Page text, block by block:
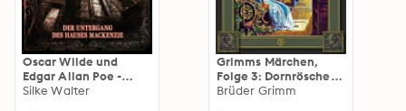
Oscar Wilde und
Edgar Allan Poe -
Sonderermittler der
Silke Walter
Grimms Märchen,
Folge 3: Dornröschen
/ Der arme
Brüder Grimm